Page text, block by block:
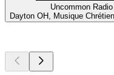
Uncommon Radio
Dayton OH, Musique